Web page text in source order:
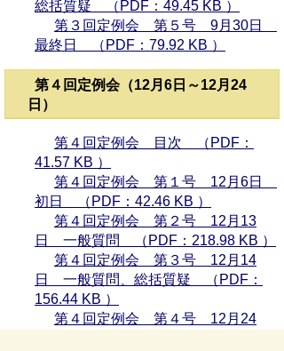
総括質疑 （PDF：49.45 KB ）
第３回定例会 第５号 9月30日
最終日 （PDF：79.92 KB ）
第４回定例会（12月6日～12月24
日）
第４回定例会 目次 （PDF：
41.57 KB ）
第４回定例会 第１号 12月6日
初日 （PDF：42.46 KB ）
第４回定例会 第２号 12月13
日 一般質問 （PDF：218.98 KB ）
第４回定例会 第３号 12月14
日 一般質問、総括質疑 （PDF：
156.44 KB ）
第４回定例会 第４号 12月24